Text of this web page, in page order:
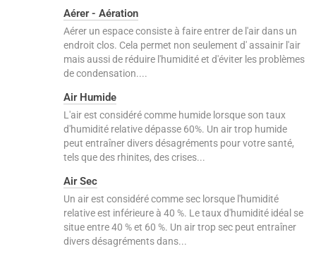
Aérer - Aération
Aérer un espace consiste à faire entrer de l'air dans un
endroit clos. Cela permet non seulement d' assainir l'air
mais aussi de réduire l'humidité et d'éviter les problèmes
de condensation....
Air Humide
L'air est considéré comme humide lorsque son taux
d'humidité relative dépasse 60%. Un air trop humide
peut entraîner divers désagréments pour votre santé,
tels que des rhinites, des crises...
Air Sec
Un air est considéré comme sec lorsque l'humidité
relative est inférieure à 40 %. Le taux d'humidité idéal se
situe entre 40 % et 60 %. Un air trop sec peut entraîner
divers désagréments dans...